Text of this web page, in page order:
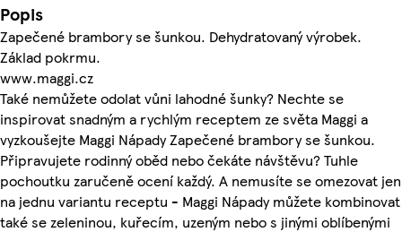
Popis
Zapečené brambory se šunkou. Dehydratovaný výrobek.
Základ pokrmu.
www.maggi.cz
Také nemůžete odolat vůni lahodné šunky? Nechte se
inspirovat snadným a rychlým receptem ze světa Maggi a
vyzkoušejte Maggi Nápady Zapečené brambory se šunkou.
Připravujete rodinný oběd nebo čekáte návštěvu? Tuhle
pochoutku zaručeně ocení každý. A nemusíte se omezovat jen
na jednu variantu receptu - Maggi Nápady můžete kombinovat
také se zeleninou, kuřecím, uzeným nebo s jinými oblíbenými